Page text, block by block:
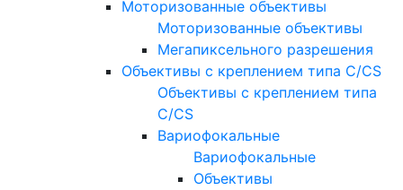
Моторизованные объективы
Моторизованные объективы
Мегапиксельного разрешения
Объективы с креплением типа C/CS
Объективы с креплением типа
C/CS
Вариофокальные
Вариофокальные
Объективы